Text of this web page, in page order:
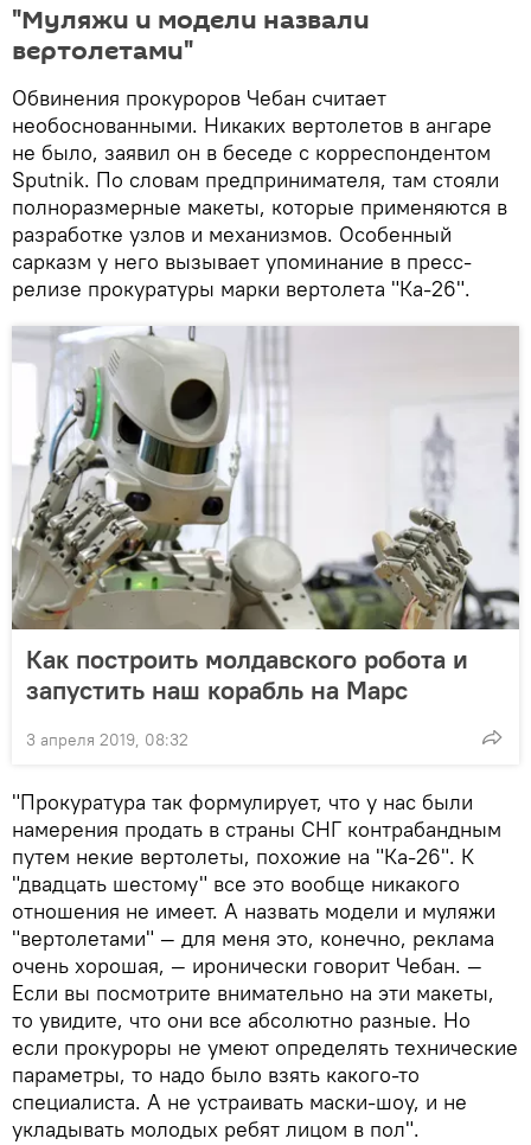
"Муляжи и модели назвали
вертолетами"
Обвинения прокуроров Чебан считает
необоснованными. Никаких вертолетов в ангаре
не было, заявил он в беседе с корреспондентом
Sputnik. По словам предпринимателя, там стояли
полноразмерные макеты, которые применяются в
разработке узлов и механизмов. Особенный
сарказм у него вызывает упоминание в пресс-
релизе прокуратуры марки вертолета "Ка-26".
Как построить молдавского робота и
запустить наш корабль на Марс
3 апреля 2019, 08:32
"Прокуратура так формулирует, что у нас были
намерения продать в страны СНГ контрабандным
путем некие вертолеты, похожие на "Ка-26". К
"двадцать шестому" все это вообще никакого
отношения не имеет. А назвать модели и муляжи
"вертолетами" — для меня это, конечно, реклама
очень хорошая, — иронически говорит Чебан. —
Если вы посмотрите внимательно на эти макеты,
то увидите, что они все абсолютно разные. Но
если прокуроры не умеют определять технические
параметры, то надо было взять какого-то
специалиста. А не устраивать маски-шоу, и не
укладывать молодых ребят лицом в пол".